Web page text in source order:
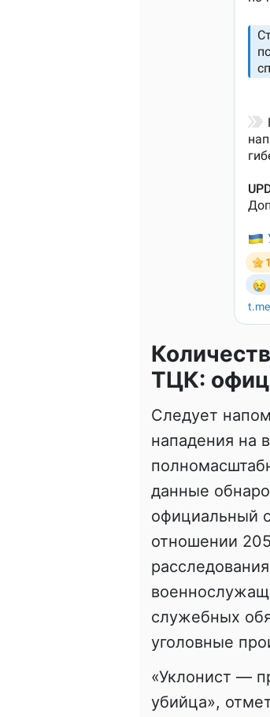
ТЦК:
Следует
нападения на
данные
официальный
отношении
служебных
уголовные
«Уклонист —
убийца»,